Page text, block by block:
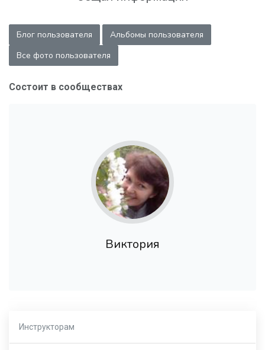
Блог пользователя
Альбомы пользователя
Все фото пользователя
Состоит в сообществах
Виктория
Инструкторам